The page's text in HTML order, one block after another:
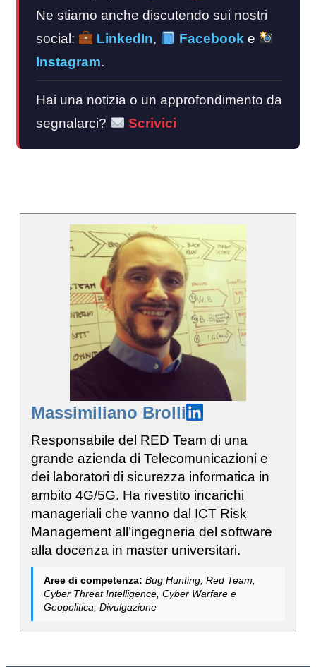
Ne stiamo anche discutendo sui nostri
social:
LinkedIn, Facebook e
Instagram.
Hai una notizia o un approfondimento da
segnalarci?
Scrivici
Massimiliano Brolli
Responsabile del RED Team di una
grande azienda di Telecomunicazioni e
dei laboratori di sicurezza informatica in
ambito 4G/5G. Ha rivestito incarichi
manageriali che vanno dal ICT Risk
Management all’ingegneria del software
alla docenza in master universitari.
Aree di competenza: Bug Hunting, Red Team,
Cyber Threat Intelligence, Cyber Warfare e
Geopolitica, Divulgazione